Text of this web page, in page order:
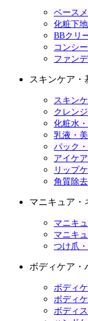
ベース
化粧下
BBクリ
コンシ
ファン
スキンケア・
スキン
クレン
化粧水
乳液・
パック
アイケ
リップ
角質除
マニキュア・
マニキ
マニキ
つけ爪
ボディケア・
ボディ
ボディ
ボディ